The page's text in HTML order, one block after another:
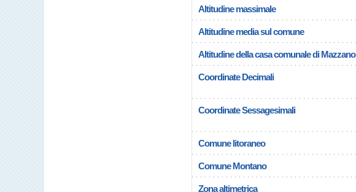
Altitudine massimale
Altitudine media sul comune
Altitudine della casa comunale di Mazzano
Coordinate Decimali
Coordinate Sessagesimali
Comune litoraneo
Comune Montano
Zona altimetrica